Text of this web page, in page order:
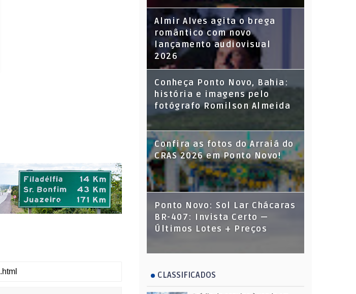
Almir Alves agita o brega
romântico com novo
lançamento audiovisual
2026
Conheça Ponto Novo, Bahia:
história e imagens pelo
fotógrafo Romilson Almeida
Confira as fotos do Arraiá do
CRAS 2026 em Ponto Novo!
Ponto Novo: Sol Lar Chácaras
BR-407: Invista Certo —
Últimos Lotes + Preços
CLASSIFICADOS